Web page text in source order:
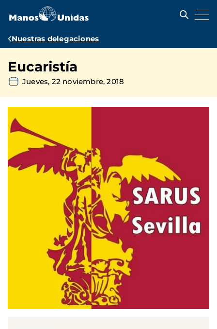
contenido
Ruta
navegación
Nuestras delegaciones
Eucaristía
Jueves, 22 noviembre, 2018